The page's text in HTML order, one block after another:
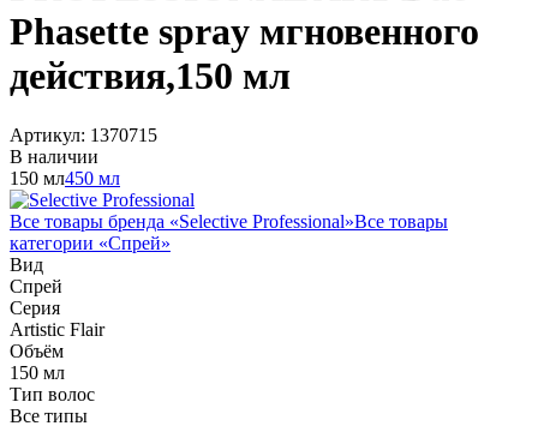
Phasette spray мгновенного
действия,150 мл
Артикул: 1370715
В наличии
150 мл450 мл
Все товары бренда «Selective Professional»Все товары
категории «Спрей»
Вид
Спрей
Серия
Artistic Flair
Объём
150 мл
Тип волос
Все типы